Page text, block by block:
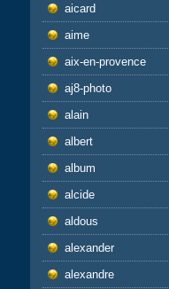
aicard
aime
aix-en-provence
aj8-photo
alain
albert
album
alcide
aldous
alexander
alexandre